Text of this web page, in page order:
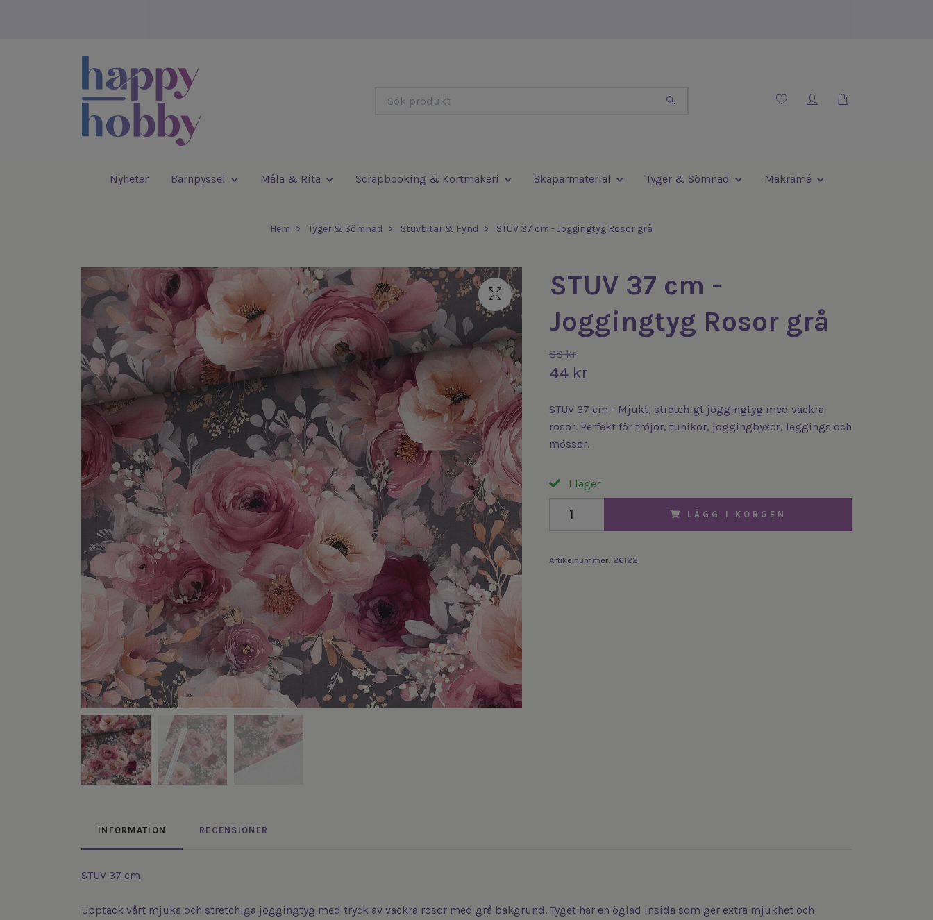
Nyheter Barnpyssel Måla & Rita Scrapbooking & Kortmakeri Skaparmaterial Tyger & Sömnad Makramé
Hem Tyger & Sömnad Stuvbitar & Fynd STUV 37 cm - Joggingtyg Rosor grå
STUV 37 cm -
Joggingtyg Rosor grå
88 kr
44 kr
STUV 37 cm - Mjukt, stretchigt joggingtyg med vackra
rosor. Perfekt för tröjor, tunikor, joggingbyxor, leggings och
mössor.
I lager
LÄGG I KORGEN
Artikelnummer: 26122
INFORMATION RECENSIONER
STUV 37 cm
Upptäck vårt mjuka och stretchiga joggingtyg med tryck av vackra rosor med grå bakgrund. Tyget har en öglad insida som ger extra mjukhet och